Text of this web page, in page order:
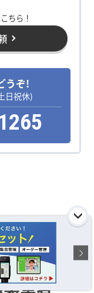
ちら！
うぞ!
日祝休)
の